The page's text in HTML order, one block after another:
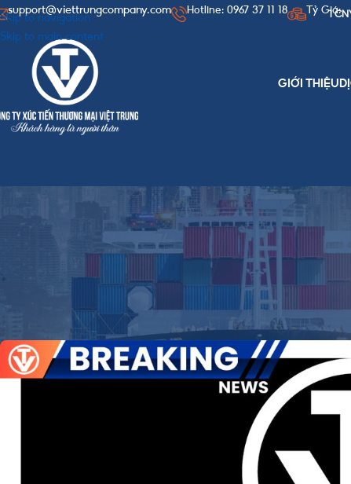
Skip to navigation
Skip to main content
support@viettrungcompany.com Hotline: 0967 37 11 18 Tỷ Giá:
1
GIỚI THIỆU
Công ty order hàng
Posted by Viet Trung